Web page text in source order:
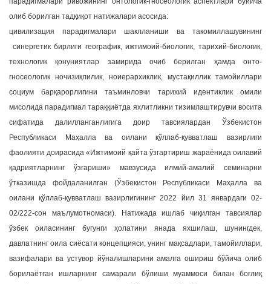
олиб борилган тадқиқот натижалари асосида:
цивилизация парадигмалари шаклланиши ва такомиллашувининг
синергетик бирлиги географик, ижтимоий-биологик, тарихий-биологик,
технологик қонуниятлар замирида очиб берилган ҳамда онто-
гносеологик ночизиқлилик, ноиерархиклик, мустақиллик тамойиллари
социум барқарорлигини таъминловчи тарихий идентиклик омили
мисолида парадигмал тараққиётда яхлитликни тизимлаштирувчи восита
сифатида далилланганлигига доир тавсиялардан Ўзбекистон
Республикаси Маҳалла ва оилани қўллаб-қувватлаш вазирлиги
фаолияти доирасида «Ижтимоий қайта ўзгартириш жараёнида оилавий
қадриятларнинг ўзгариши» мавзусида илмий-амалий семинарни
ўтказишда фойдаланилган (Ўзбекистон Республикаси Маҳалла ва
оилани қўллаб-қувватлаш вазирлигининг 2022 йил 31 январдаги 02-
02/222-сон маълумотномаси). Натижада ишлаб чиқилган тавсиялар
ўзбек оиласининг бугунги ҳолатини янада яхшилаш, шунингдек,
давлатнинг оила сиёсати концепцияси, унинг мақсадлари, тамойиллари,
вазифалари ва устувор йўналишларини амалга ошириш бўйича олиб
борилаётган ишларнинг самарали бўлиши муаммоси билан боғлиқ